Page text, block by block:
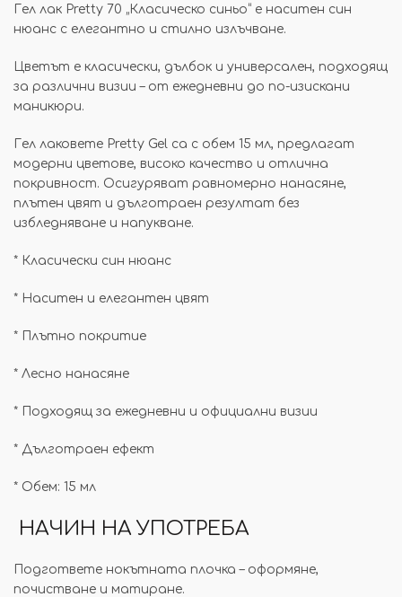
Гел лак Pretty 70 „Класическо синьо“ е наситен син
нюанс с елегантно и стилно излъчване.
Цветът е класически, дълбок и универсален, подходящ
за различни визии – от ежедневни до по-изискани
маникюри.
Гел лаковете Pretty Gel са с обем 15 мл, предлагат
модерни цветове, високо качество и отлична
покривност. Осигуряват равномерно нанасяне,
плътен цвят и дълготраен резултат без
избледняване и напукване.
* Класически син нюанс
* Наситен и елегантен цвят
* Плътно покритие
* Лесно нанасяне
* Подходящ за ежедневни и официални визии
* Дълготраен ефект
* Обем: 15 мл
НАЧИН НА УПОТРЕБА
Подгответе нокътната плочка – оформяне,
почистване и матиране.